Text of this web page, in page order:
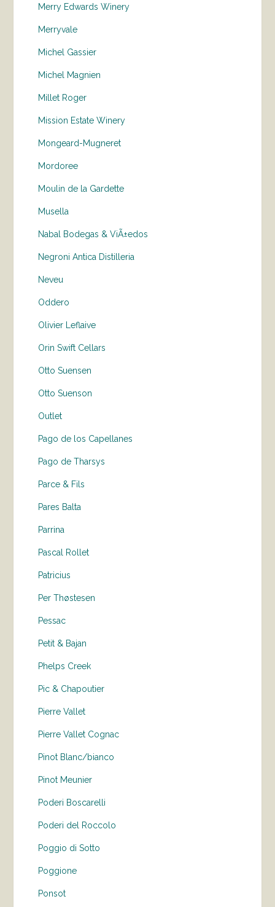
Merry Edwards Winery
Merryvale
Michel Gassier
Michel Magnien
Millet Roger
Mission Estate Winery
Mongeard-Mugneret
Mordoree
Moulin de la Gardette
Musella
Nabal Bodegas & ViÃ±edos
Negroni Antica Distilleria
Neveu
Oddero
Olivier Leflaive
Orin Swift Cellars
Otto Suensen
Otto Suenson
Outlet
Pago de los Capellanes
Pago de Tharsys
Parce & Fils
Pares Balta
Parrina
Pascal Rollet
Patricius
Per Thøstesen
Pessac
Petit & Bajan
Phelps Creek
Pic & Chapoutier
Pierre Vallet
Pierre Vallet Cognac
Pinot Blanc/bianco
Pinot Meunier
Poderi Boscarelli
Poderi del Roccolo
Poggio di Sotto
Poggione
Ponsot